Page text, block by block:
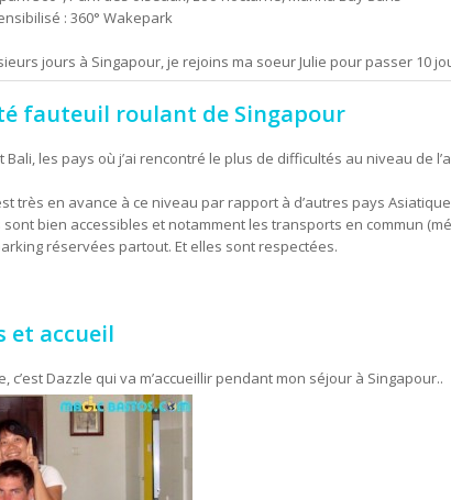
: 360° Wakepark
jours à Singapour, je rejoins ma soeur Julie pour passer 10
fauteuil roulant de Singapour
Bali, les pays où j’ai rencontré le plus de difficultés au niveau de
très en avance à ce niveau par rapport à d’autres pays
sont bien accessibles et notamment les transports en commun
réservées partout. Et elles sont respectées.
et accueil
c’est Dazzle qui va m’accueillir pendant mon séjour à Singapour..